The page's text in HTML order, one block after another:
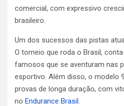
comercial, com expressivo
brasileiro.
Um dos sucessos das pistas
O torneio que roda o Brasil,
famosos que se aventuram nas
esportivo. Além disso, o modelo
provas de longa duração, com
no Endurance Brasil.